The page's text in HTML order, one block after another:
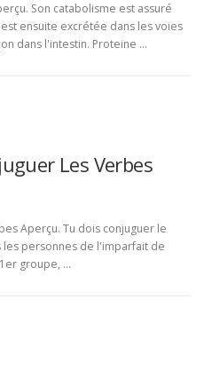
Son catabolisme est assuré
ensuite excrétée dans les voies
dans l'intestin. Proteine …
Les Verbes
Aperçu. Tu dois conjuguer le
personnes de l'imparfait de
groupe, …